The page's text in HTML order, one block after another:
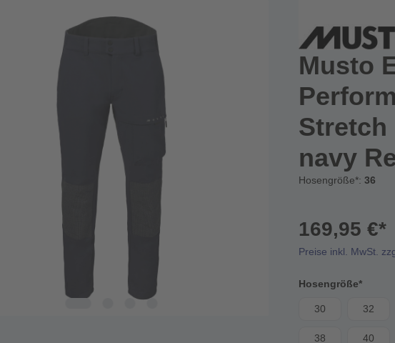
Musto
Stretch
navy
Hosengröße*: 36
169,95 €*
Preise inkl. MwSt.
Hosengröße*
30 32
38 40